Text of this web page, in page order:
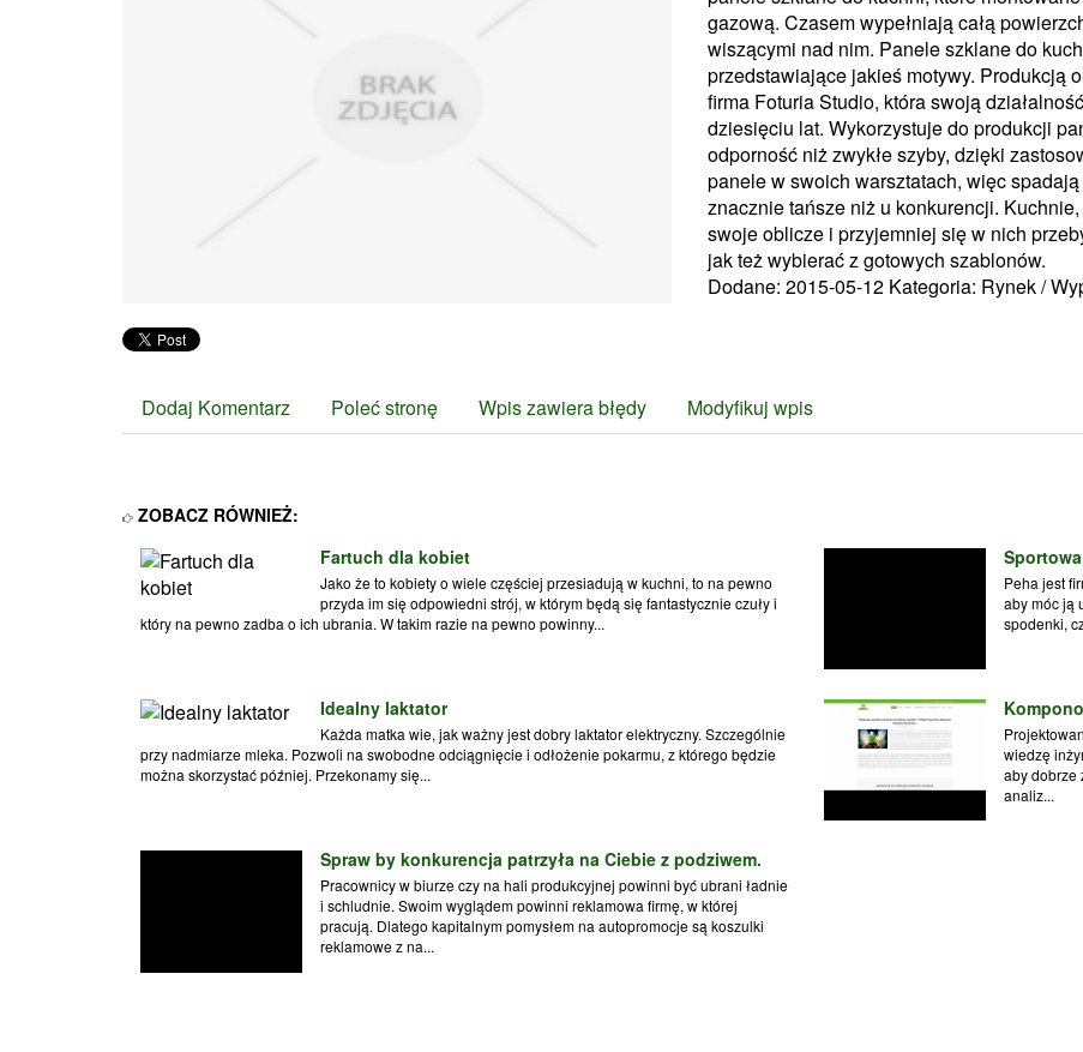
gazową. Czasem wypełniają całą
wiszącymi nad nim. Panele szklane do
przedstawiające jakieś motywy. Produkcją
firma Foturia Studio, która swoją
dziesięciu lat. Wykorzystuje do produkcji
odporność niż zwykłe szyby, dzięki
panele w swoich warsztatach, więc
znacznie tańsze niż u konkurencji.
swoje oblicze i przyjemniej się w nich
jak też wybierać z gotowych szablonów.
Dodane: 2015-05-12 Kategoria: Rynek /
Dodaj Komentarz Poleć stronę Wpis zawiera błędy Modyfikuj wpis
ZOBACZ RÓWNIEŻ:
Fartuch dla kobiet
Jako że to kobiety o wiele częściej przesiadują w kuchni, to na pewno
przyda im się odpowiedni strój, w którym będą się fantastycznie czuły i
który na pewno zadba o ich ubrania. W takim razie na pewno powinny...
Peha jest
aby móc ją
spodenki,
Idealny laktator
Każda matka wie, jak ważny jest dobry laktator elektryczny. Szczególnie
przy nadmiarze mleka. Pozwoli na swobodne odciągnięcie i odłożenie pokarmu, z którego będzie
można skorzystać później. Przekonamy się...
wiedzę
aby dobrze
analiz...
Spraw by konkurencja patrzyła na Ciebie z podziwem.
Pracownicy w biurze czy na hali produkcyjnej powinni być ubrani ładnie
i schludnie. Swoim wyglądem powinni reklamowa firmę, w której
pracują. Dlatego kapitalnym pomysłem na autopromocje są koszulki
reklamowe z na...